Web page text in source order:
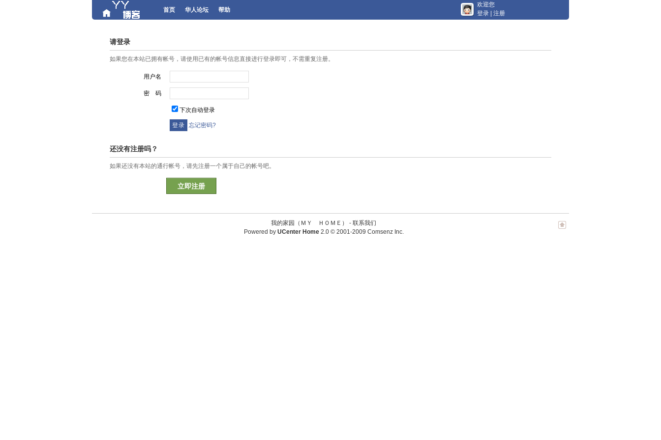
首页 华人论坛 帮助
欢迎您
登录
注册
请登录
如果您在本站已拥有帐号，请使用已有的帐号信息直接进行登录即可，不需重复注册。
用户名
密 码
下次自动登录
忘记密码?
还没有注册吗？
如果还没有本站的通行帐号，请先注册一个属于自己的帐号吧。
立即注册
我的家园（ＭＹ ＨＯＭＥ） - 联系我们
Powered by UCenter Home 2.0© 2001-2009 Comsenz Inc.